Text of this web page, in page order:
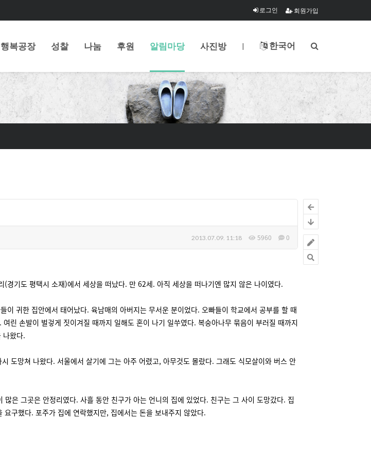
로그인 회원가입
행복공장 성찰 나눔 후원 알림마당 사진방 | 한국어
2013.07.09. 11:18 5960 0
경기도 평택시 소재)에서 세상을 떠났다. 만 62세. 아직 세상을 떠나기엔 많지 않은 나이였다.
이 귀한 집안에서 태어났다. 육남매의 아버지는 무서운 분이었다. 오빠들이 학교에서 공부를 할 때
린 손발이 벌겋게 짓이겨질 때까지 일해도 혼이 나기 일쑤였다. 복숭아나무 묶음이 부러질 때까지
나왔다.
도망쳐 나왔다. 서울에서 살기에 그는 아주 어렸고, 아무것도 몰랐다. 그래도 식모살이와 버스 안
은 그곳은 안정리였다. 사흘 동안 친구가 아는 언니의 집에 있었다. 친구는 그 사이 도망갔다. 집
구했다. 포주가 집에 연락했지만, 집에서는 돈을 보내주지 않았다.